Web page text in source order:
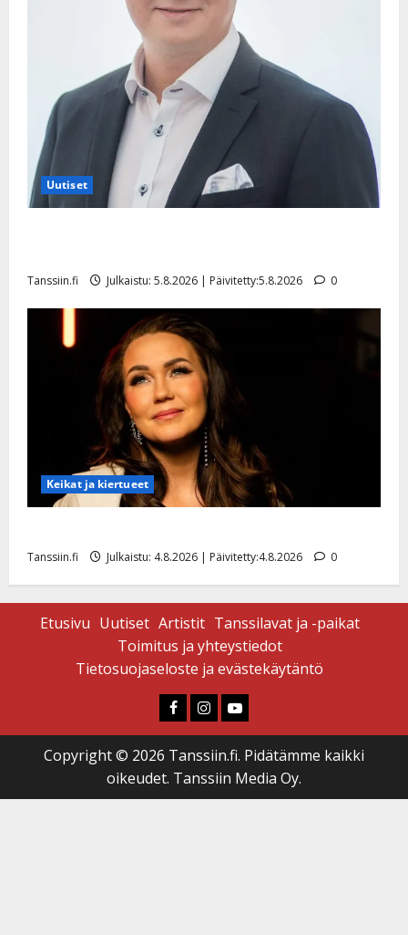
Uutiset
Tanssiin.fi Julkaistu: 5.8.2026 | Päivitetty:5.8.2026 0
Keikat ja kiertueet
Tanssiin.fi Julkaistu: 4.8.2026 | Päivitetty:4.8.2026 0
Etusivu Uutiset Artistit Tanssilavat ja -paikat
Toimitus ja yhteystiedot
Tietosuojaseloste ja evästekäytäntö
Faceboook
Instagram
Youtube
Copyright © 2026 Tanssiin.fi. Pidätämme kaikki
oikeudet. Tanssiin Media Oy.